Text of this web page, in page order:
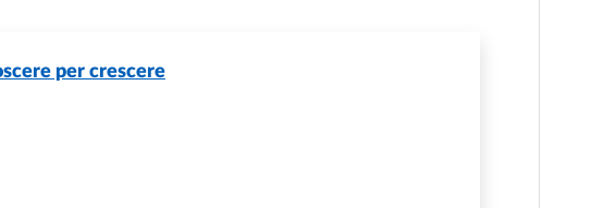
per crescere